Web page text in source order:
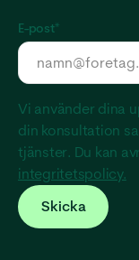
E-post*
Vi använder dina
din konsultation
tjänster. Du kan
integritetspolicy.